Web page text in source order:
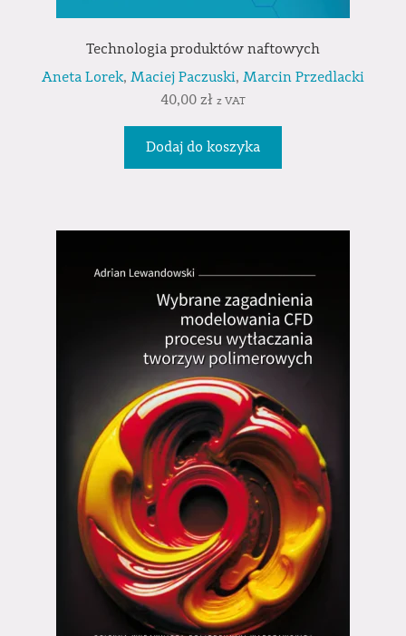
Technologia produktów naftowych
Aneta Lorek, Maciej Paczuski, Marcin Przedlacki
40,00 zł z VAT
Dodaj do koszyka